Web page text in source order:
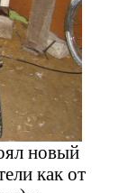
новый
как от